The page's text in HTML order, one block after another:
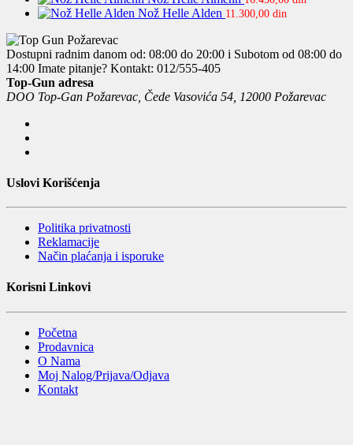
Nož Helle Alden 11.300,00 din
Dostupni radnim danom od: 08:00 do 20:00 i Subotom od 08:00 do
14:00 Imate pitanje? Kontakt: 012/555-405
Top-Gun adresa
DOO Top-Gan Požarevac, Čede Vasovića 54, 12000 Požarevac
Uslovi Korišćenja
Politika privatnosti
Reklamacije
Način plaćanja i isporuke
Korisni Linkovi
Početna
Prodavnica
O Nama
Moj Nalog/Prijava/Odjava
Kontakt